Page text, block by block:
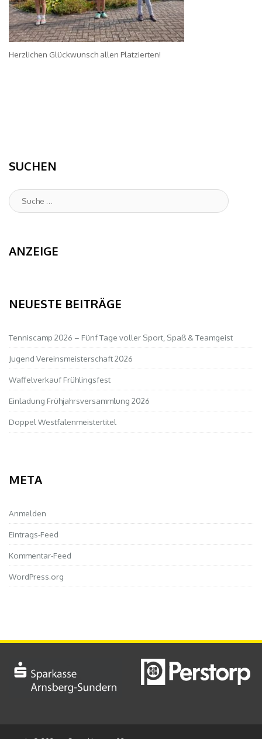
Herzlichen Glückwunsch allen Platzierten!
SUCHEN
Suche
:
ANZEIGE
NEUESTE BEITRÄGE
Tenniscamp 2026 – Fünf Tage voller Sport, Spaß & Teamgeist
Jugend Vereinsmeisterschaft 2026
Waffelverkauf Frühlingsfest
Einladung Frühjahrsversammlung 2026
Doppel Westfalenmeistertitel
META
Anmelden
Eintrags-Feed
Kommentar-Feed
WordPress.org